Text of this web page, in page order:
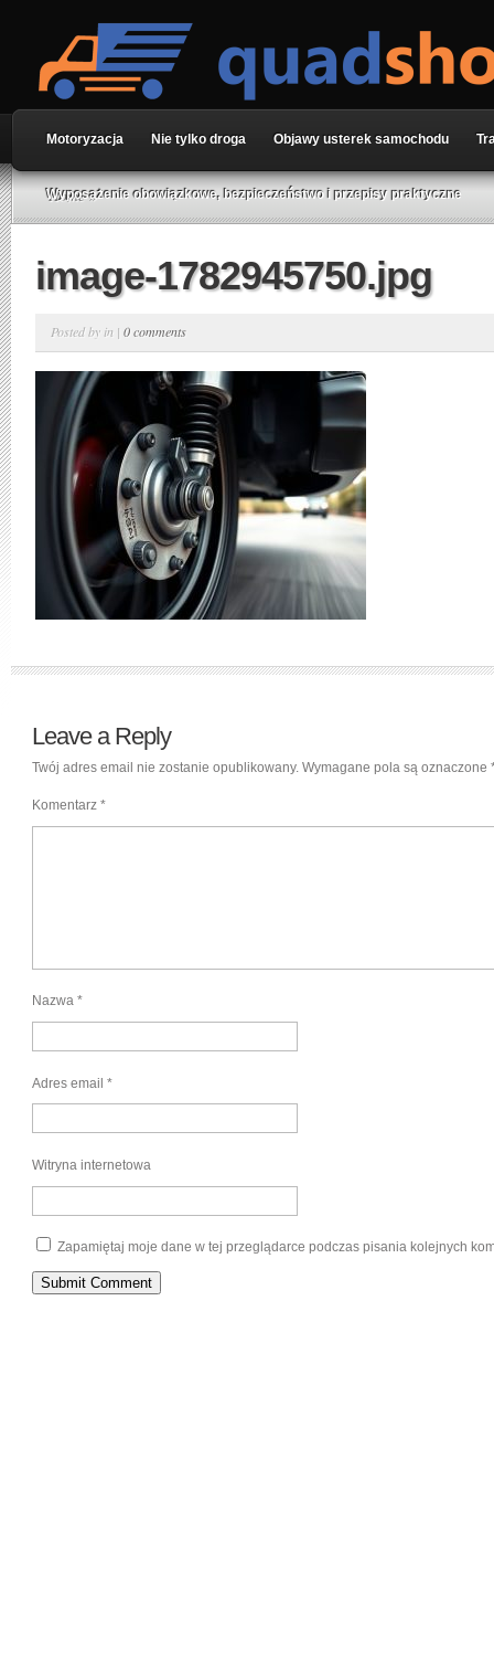
Motoryzacja Nie tylko droga Objawy usterek samochodu
Wyposażenie obowiązkowe, bezpieczeństwo i przepisy praktyczne
Home»
image-1782945750.jpg
Posted by in | 0 comments
Leave a Reply
Twój adres email nie zostanie opublikowany. Wymagane pola są oznaczone
Komentarz *
Nazwa *
Adres email *
Witryna internetowa
Zapamiętaj moje dane w tej przeglądarce podczas pisania kolejnych